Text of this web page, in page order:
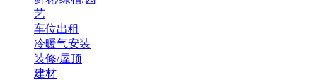
艺
车位出租
冷暖气安装
装修/屋顶
建材